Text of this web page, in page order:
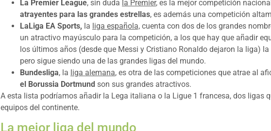
La Premier League, sin duda la Premier, es la mejor competición
atrayentes para las grandes estrellas, es además una competición
LaLiga EA Sports, la liga española, cuenta con dos de los grandes
un atractivo mayúsculo para la competición, a los que hay que añadir
los últimos años (desde que Messi y Cristiano Ronaldo dejaron la liga)
pero sigue siendo una de las grandes ligas del mundo.
Bundesliga, la liga alemana, es otra de las competiciones que atrae al
el Borussia Dortmund son sus grandes atractivos.
A esta lista podríamos añadir la Lega italiana o la Ligue 1 francesa, dos ligas
equipos del continente.
La mejor liga del mundo